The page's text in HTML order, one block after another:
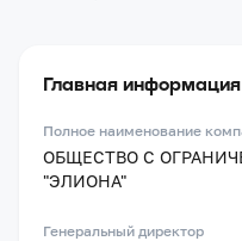
Главная информация
Полное наименование
ОБЩЕСТВО С
"ЭЛИОНА"
Генеральный директор